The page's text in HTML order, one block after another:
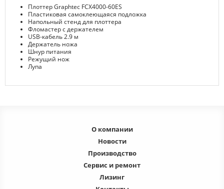
Плоттер Graphtec FCX4000-60ES
Пластиковая самоклеющаяся подложка
Напольный стенд для плоттера
Фломастер с держателем
USB-кабель 2.9 м
Держатель ножа
Шнур питания
Режущий нож
Лупа
О компании
Новости
Производство
Сервис и ремонт
Лизинг